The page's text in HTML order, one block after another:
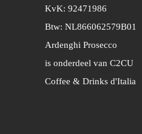
KvK: 92471986
Btw: NL866062579B01
Ardenghi Prosecco
is onderdeel van C2CU
Coffee & Drinks d'Italia